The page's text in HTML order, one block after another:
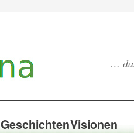
…
GeschichtenVisionen